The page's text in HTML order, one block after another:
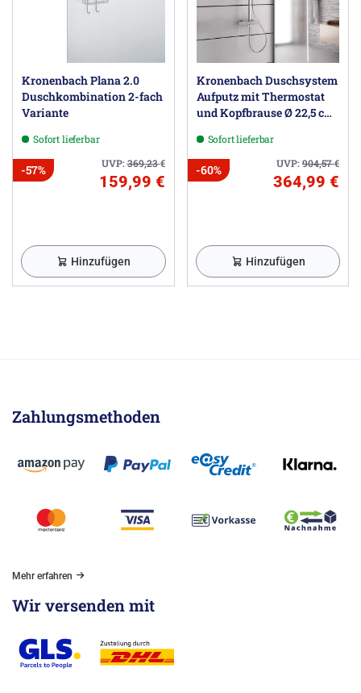
Kronenbach Plana 2.0
Duschkombination 2-fach
Variante
Sofort lieferbar
UVP:369,23€
-57%
159,99 €
Hinzufügen
Kronenbach Duschsystem
Aufputz mit Thermostat
und Kopfbrause Ø 22,5 cm,
Sofort lieferbar
UVP:904,57€
-60%
364,99 €
Hinzufügen
Zahlungsmethoden
Mehr erfahren
Wir versenden mit